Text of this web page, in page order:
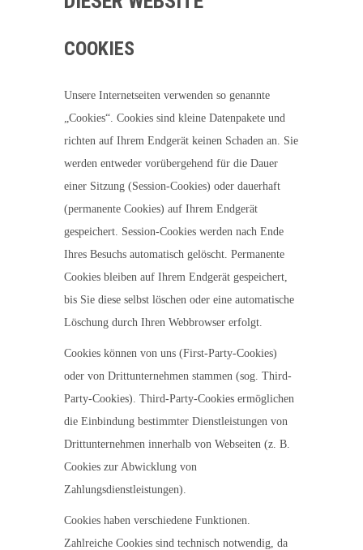
COOKIES
Unsere Internetseiten verwenden so genannte
„Cookies“. Cookies sind kleine Datenpakete und
richten auf Ihrem Endgerät keinen Schaden an. Sie
werden entweder vorübergehend für die Dauer
einer Sitzung (Session-Cookies) oder dauerhaft
(permanente Cookies) auf Ihrem Endgerät
gespeichert. Session-Cookies werden nach Ende
Ihres Besuchs automatisch gelöscht. Permanente
Cookies bleiben auf Ihrem Endgerät gespeichert,
bis Sie diese selbst löschen oder eine automatische
Löschung durch Ihren Webbrowser erfolgt.
Cookies können von uns (First-Party-Cookies)
oder von Drittunternehmen stammen (sog. Third-
Party-Cookies). Third-Party-Cookies ermöglichen
die Einbindung bestimmter Dienstleistungen von
Drittunternehmen innerhalb von Webseiten (z. B.
Cookies zur Abwicklung von
Zahlungsdienstleistungen).
Cookies haben verschiedene Funktionen.
Zahlreiche Cookies sind technisch notwendig, da